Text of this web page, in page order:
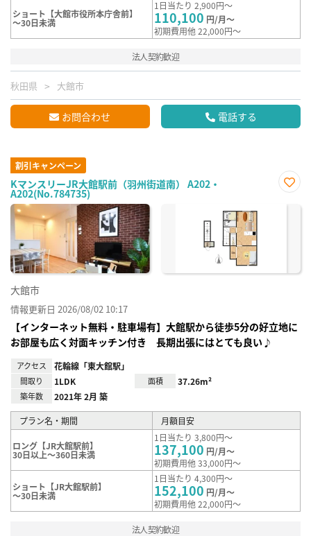
ショート【大館市役所本庁舎前】
～30日未満
1日当たり 2,900円～
110,100 円/月～
初期費用他 22,000円～
法人契約歓迎
秋田県 大館市
お問合わせ 電話する
割引キャンペーン
KマンスリーJR大館駅前（羽州街道南） A202・
A202(No.784735)
に入
大館市
情報更新日 2026/08/02 10:17
【インターネット無料・駐車場有】大館駅から徒歩5分の好立地に
お部屋も広く対面キッチン付き 長期出張にはとても良い♪
アクセス 花輪線「東大館駅」
間取り 1LDK 面積 37.26m²
築年数 2021年 2月 築
プラン名・期間 月額目安
ロング【JR大館駅前】
30日以上～360日未満
1日当たり 3,800円～
137,100 円/月～
初期費用他 33,000円～
ショート【JR大館駅前】
～30日未満
1日当たり 4,300円～
152,100 円/月～
初期費用他 22,000円～
法人契約歓迎